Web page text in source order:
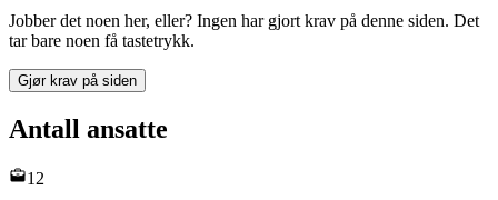
Jobber det noen her, eller? Ingen har gjort krav på denne siden. Det
tar bare noen få tastetrykk.
Gjør krav på siden
Antall ansatte
12